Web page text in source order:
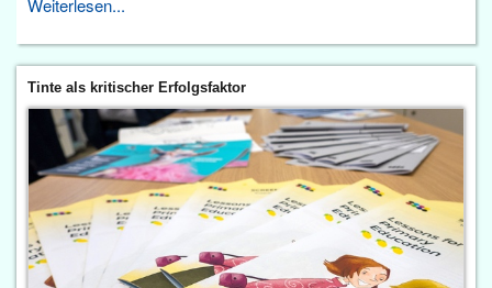
Weiterlesen...
Tinte als kritischer Erfolgsfaktor